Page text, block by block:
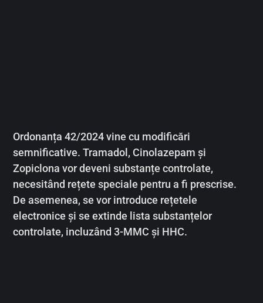
Ordonanța 42/2024 vine cu modificări
semnificative. Tramadol, Cinolazepam și
Zopiclona vor deveni substanțe controlate,
necesitând rețete speciale pentru a fi prescrise.
De asemenea, se vor introduce rețetele
electronice și se extinde lista substanțelor
controlate, incluzând 3-MMC și HHC.